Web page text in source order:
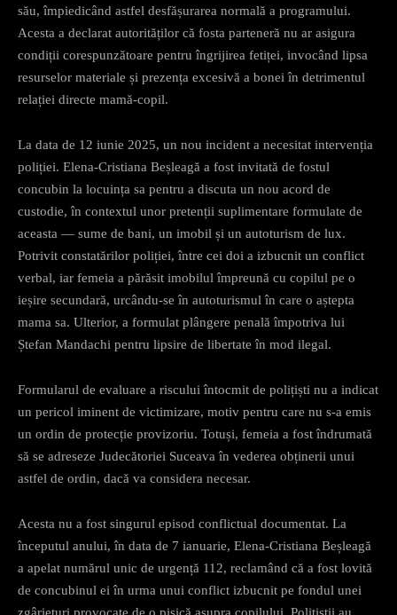
său, împiedicând astfel desfășurarea normală a programului.
Acesta a declarat autorităților că fosta parteneră nu ar asigura
condiții corespunzătoare pentru îngrijirea fetiței, invocând lipsa
resurselor materiale și prezența excesivă a bonei în detrimentul
relației directe mamă-copil.
La data de 12 iunie 2025, un nou incident a necesitat intervenția
poliției. Elena-Cristiana Beșleagă a fost invitată de fostul
concubin la locuința sa pentru a discuta un nou acord de
custodie, în contextul unor pretenții suplimentare formulate de
aceasta — sume de bani, un imobil și un autoturism de lux.
Potrivit constatărilor poliției, între cei doi a izbucnit un conflict
verbal, iar femeia a părăsit imobilul împreună cu copilul pe o
ieșire secundară, urcându-se în autoturismul în care o aștepta
mama sa. Ulterior, a formulat plângere penală împotriva lui
Ștefan Mandachi pentru lipsire de libertate în mod ilegal.
Formularul de evaluare a riscului întocmit de polițiști nu a indicat
un pericol iminent de victimizare, motiv pentru care nu s-a emis
un ordin de protecție provizoriu. Totuși, femeia a fost îndrumată
să se adreseze Judecătoriei Suceava în vederea obținerii unui
astfel de ordin, dacă va considera necesar.
Acesta nu a fost singurul episod conflictual documentat. La
începutul anului, în data de 7 ianuarie, Elena-Cristiana Beșleagă
a apelat numărul unic de urgență 112, reclamând că a fost lovită
de concubinul ei în urma unui conflict izbucnit pe fondul unei